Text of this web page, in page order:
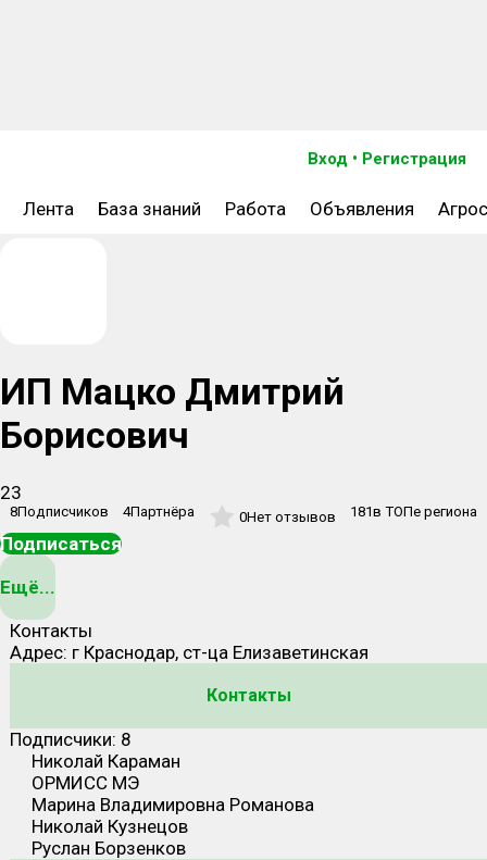
Найдите клиентов из С/Х на Direct.Farm
Узнать больше Клиенты не нужны
Вход • Регистрация
Лента База знаний Работа Объявления
ИП Мацко Дмитрий
Борисович
23
8Подписчиков 4Партнёра 0Нет отзывов 181в ТОПе региона
Подписаться
Ещё...
Контакты
Адрес: г Краснодар, ст-ца Елизаветинская
Контакты
Подписчики: 8
Николай Караман
ОРМИСС МЭ
Марина Владимировна Романова
Николай Кузнецов
Руслан Борзенков